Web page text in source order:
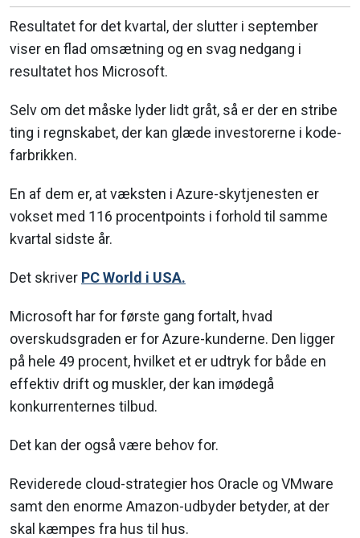
Resultatet for det kvartal, der slutter i september
viser en flad omsætning og en svag nedgang i
resultatet hos Microsoft.
Selv om det måske lyder lidt gråt, så er der en stribe
ting i regnskabet, der kan glæde investorerne i kode-
farbrikken.
En af dem er, at væksten i Azure-skytjenesten er
vokset med 116 procentpoints i forhold til samme
kvartal sidste år.
Det skriver PC World i USA.
Microsoft har for første gang fortalt, hvad
overskudsgraden er for Azure-kunderne. Den ligger
på hele 49 procent, hvilket et er udtryk for både en
effektiv drift og muskler, der kan imødegå
konkurrenternes tilbud.
Det kan der også være behov for.
Reviderede cloud-strategier hos Oracle og VMware
samt den enorme Amazon-udbyder betyder, at der
skal kæmpes fra hus til hus.